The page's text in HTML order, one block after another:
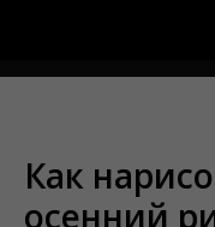
Как
осенний